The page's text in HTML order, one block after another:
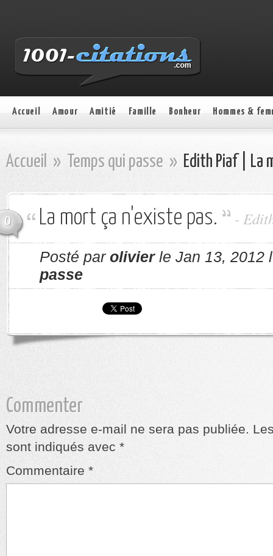
Accueil Amour Amitié Famille Bonheur Hommes &
Accueil » Temps qui passe » Edith Piaf | La
0 La mort ça n'existe pas. -
Posté par olivierle Jan 13, 2012
passe
Commenter
Votre adresse e-mail ne sera pas publiée.
sont indiqués avec *
Commentaire *